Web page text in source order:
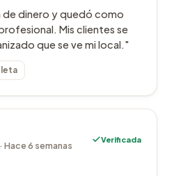
de dinero y quedó como
Mis clientes se
que se ve mi local."
Hace 6 semanas
Verificada